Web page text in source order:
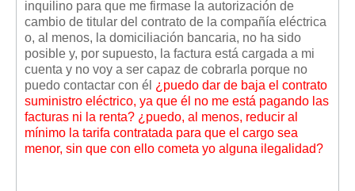
inquilino para que me firmase la autorización de
cambio de titular del contrato de la compañía eléctrica
o, al menos, la domiciliación bancaria, no ha sido
posible y, por supuesto, la factura está cargada a mi
cuenta y no voy a ser capaz de cobrarla porque no
puedo contactar con él ¿puedo dar de baja el contrato
suministro eléctrico, ya que él no me está pagando las
facturas ni la renta? ¿puedo, al menos, reducir al
mínimo la tarifa contratada para que el cargo sea
menor, sin que con ello cometa yo alguna ilegalidad?